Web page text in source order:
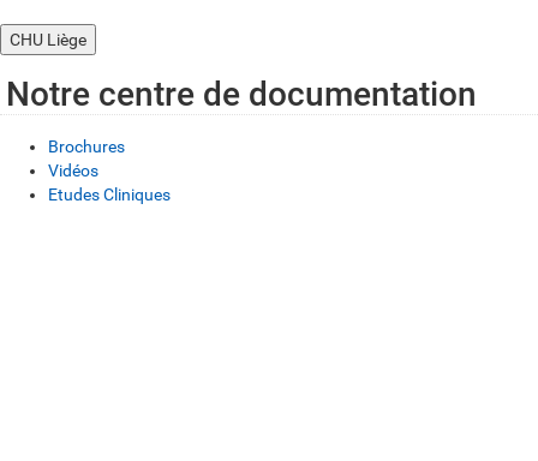
CHU Liège
Notre centre de documentation
Brochures
Vidéos
Etudes Cliniques